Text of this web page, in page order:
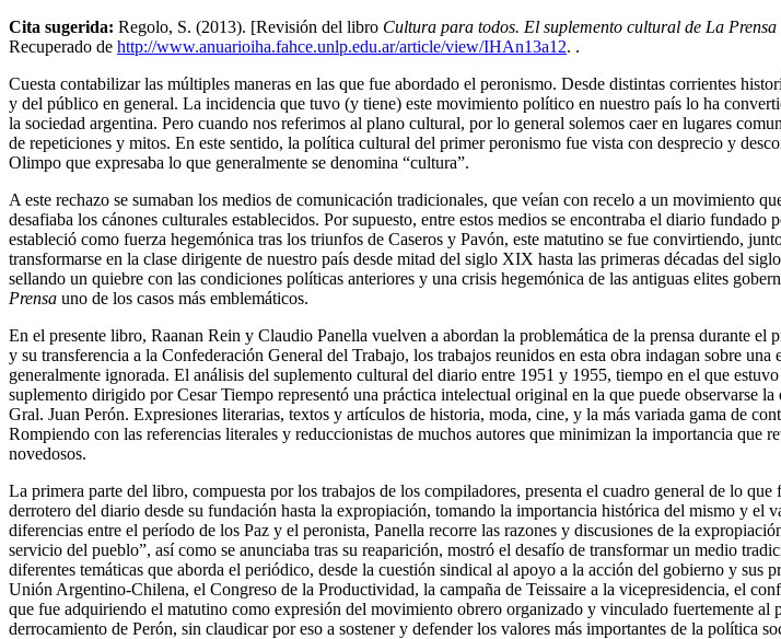
Cita sugerida: Regolo, S. (2013). [Revisión del libro Cultura para todos. El suplemento cultural de La
Recuperado de http://www.anuarioiha.fahce.unlp.edu.ar/article/view/IHAn13a12. .
Cuesta contabilizar las múltiples maneras en las que fue abordado el peronismo. Desde distintas corrientes
y del público en general. La incidencia que tuvo (y tiene) este movimiento político en nuestro país lo ha
la sociedad argentina. Pero cuando nos referimos al plano cultural, por lo general solemos caer en lugares
de repeticiones y mitos. En este sentido, la política cultural del primer peronismo fue vista con desprecio y
Olimpo que expresaba lo que generalmente se denomina “cultura”.
A este rechazo se sumaban los medios de comunicación tradicionales, que veían con recelo a un movimiento
desafiaba los cánones culturales establecidos. Por supuesto, entre estos medios se encontraba el diario fundado
estableció como fuerza hegemónica tras los triunfos de Caseros y Pavón, este matutino se fue convirtiendo,
transformarse en la clase dirigente de nuestro país desde mitad del siglo XIX hasta las primeras décadas del
sellando un quiebre con las condiciones políticas anteriores y una crisis hegemónica de las antiguas elites
Prensa uno de los casos más emblemáticos.
En el presente libro, Raanan Rein y Claudio Panella vuelven a abordan la problemática de la prensa durante
y su transferencia a la Confederación General del Trabajo, los trabajos reunidos en esta obra indagan sobre
generalmente ignorada. El análisis del suplemento cultural del diario entre 1951 y 1955, tiempo en el que
suplemento dirigido por Cesar Tiempo representó una práctica intelectual original en la que puede observarse
Gral. Juan Perón. Expresiones literarias, textos y artículos de historia, moda, cine, y la más variada gama de
Rompiendo con las referencias literales y reduccionistas de muchos autores que minimizan la importancia que
novedosos.
La primera parte del libro, compuesta por los trabajos de los compiladores, presenta el cuadro general de lo
derrotero del diario desde su fundación hasta la expropiación, tomando la importancia histórica del mismo y el
diferencias entre el período de los Paz y el peronista, Panella recorre las razones y discusiones de la
servicio del pueblo”, así como se anunciaba tras su reaparición, mostró el desafío de transformar un medio
diferentes temáticas que aborda el periódico, desde la cuestión sindical al apoyo a la acción del gobierno y
Unión Argentino-Chilena, el Congreso de la Productividad, la campaña de Teissaire a la vicepresidencia, el
que fue adquiriendo el matutino como expresión del movimiento obrero organizado y vinculado fuertemente
derrocamiento de Perón, sin claudicar por eso a sostener y defender los valores más importantes de la política